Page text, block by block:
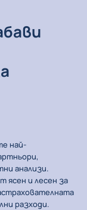
най-
анализи.
ясен и лесен за
разходи.